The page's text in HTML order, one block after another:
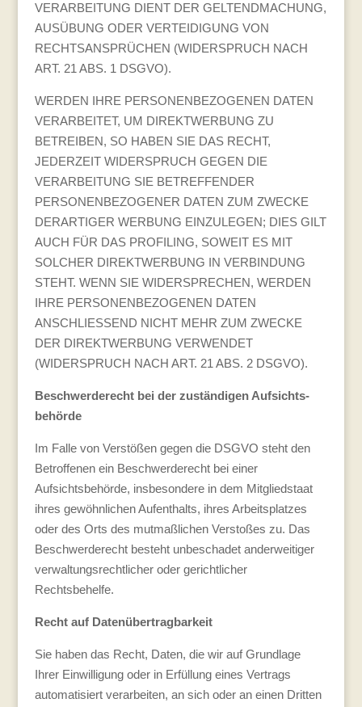
VERARBEITUNG DIENT DER GELTENDMACHUNG,
AUSÜBUNG ODER VERTEIDIGUNG VON
RECHTSANSPRÜCHEN (WIDERSPRUCH NACH
ART. 21 ABS. 1 DSGVO).
WERDEN IHRE PERSONENBEZOGENEN DATEN
VERARBEITET, UM DIREKTWERBUNG ZU
BETREIBEN, SO HABEN SIE DAS RECHT,
JEDERZEIT WIDERSPRUCH GEGEN DIE
VERARBEITUNG SIE BETREFFENDER
PERSONENBEZOGENER DATEN ZUM ZWECKE
DERARTIGER WERBUNG EINZULEGEN; DIES GILT
AUCH FÜR DAS PROFILING, SOWEIT ES MIT
SOLCHER DIREKTWERBUNG IN VERBINDUNG
STEHT. WENN SIE WIDERSPRECHEN, WERDEN
IHRE PERSONENBEZOGENEN DATEN
ANSCHLIESSEND NICHT MEHR ZUM ZWECKE
DER DIREKTWERBUNG VERWENDET
(WIDERSPRUCH NACH ART. 21 ABS. 2 DSGVO).
Beschwerde­recht bei der zuständigen Aufsichts­
behörde
Im Falle von Verstößen gegen die DSGVO steht den
Betroffenen ein Beschwerderecht bei einer
Aufsichtsbehörde, insbesondere in dem Mitgliedstaat
ihres gewöhnlichen Aufenthalts, ihres Arbeitsplatzes
oder des Orts des mutmaßlichen Verstoßes zu. Das
Beschwerderecht besteht unbeschadet anderweitiger
verwaltungsrechtlicher oder gerichtlicher
Rechtsbehelfe.
Recht auf Daten­übertrag­barkeit
Sie haben das Recht, Daten, die wir auf Grundlage
Ihrer Einwilligung oder in Erfüllung eines Vertrags
automatisiert verarbeiten, an sich oder an einen Dritten